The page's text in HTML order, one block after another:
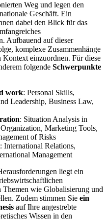
Weg und legen den
Geschäft. Ein
dabei den Blick für das
Aufbauend auf dieser
komplexe Zusammenhänge
einzuordnen. Für diese
folgende Schwerpunkte
work: Personal Skills,
Leadership, Business Law,
: Situation Analysis in
Marketing Tools,
of Risks
: International Relations,
Management
liegt ein
Themen wie Globalisierung und
Zudem stimmen Sie ein
auf Ihre angestrebte
Wissen in den